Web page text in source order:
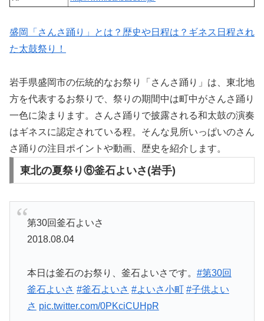
盛岡「さんさ踊り」とは？歴史や日程は？ギネス日程され
た太鼓祭り！
岩手県盛岡市の伝統的なお祭り「さんさ踊り」は、東北地
方を代表するお祭りで、祭りの期間中は町中がさんさ踊り
一色に染まります。さんさ踊りで披露される和太鼓の演奏
はギネスに認定されている程。そんな見所いっぱいのさん
さ踊りの注目ポイントや動画、歴史を紹介します。
東北の夏祭り⑥釜石よいさ(岩手)
第30回釜石よいさ
2018.08.04
本日は釜石のお祭り、釜石よいさです。 #第30回
釜石よいさ #釜石よいさ #よいさ小町 #子供よい
さ pic.twitter.com/0PKciCUHpR